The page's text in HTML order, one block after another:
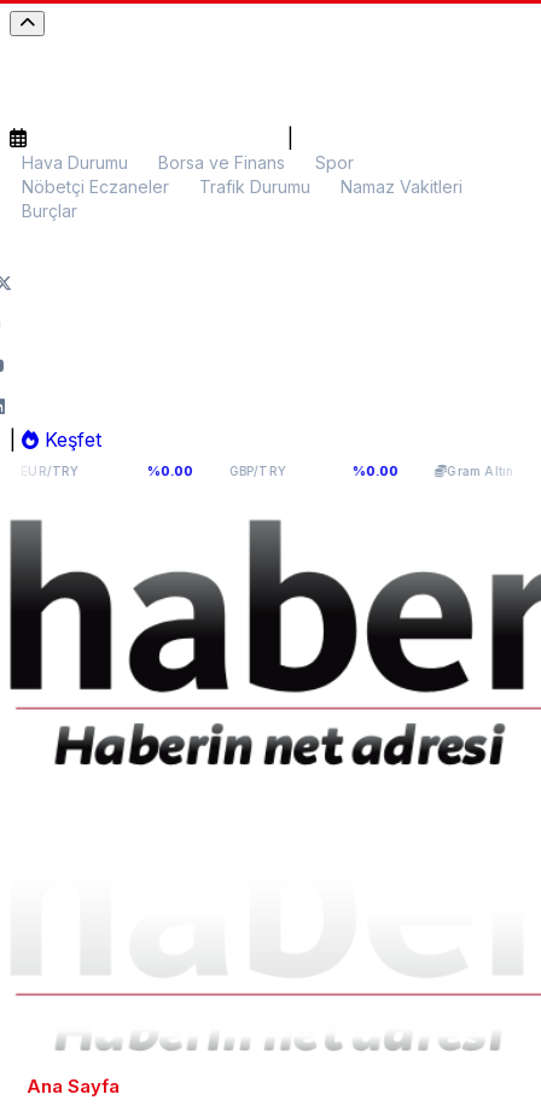
Hava Durumu Borsa ve Finans
Spor
Nöbetçi Eczaneler
Trafik Durumu
Namaz Vakitleri
Burçlar
Keşfet
%0.00 GBP/TRY 64,2936 %0.00 Gram Altın 6.107,34 %0.00
Ana Sayfa